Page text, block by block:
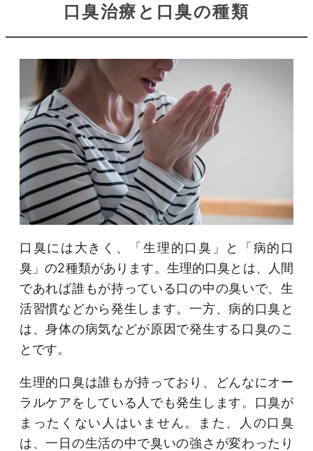
口臭治療と口臭の種類
口臭には大きく、「生理的口臭」と「病的口
臭」の2種類があります。生理的口臭とは、人間
であれば誰もが持っている口の中の臭いで、生
活習慣などから発生します。一方、病的口臭と
は、身体の病気などが原因で発生する口臭のこ
とです。
生理的口臭は誰もが持っており、どんなにオー
ラルケアをしている人でも発生します。口臭が
まったくない人はいません。また、人の口臭
は、一日の生活の中で臭いの強さが変わったり